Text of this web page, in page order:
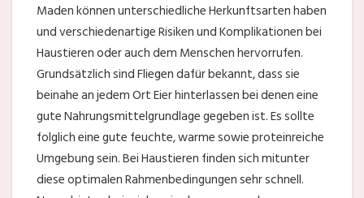
Maden können unterschiedliche Herkunftsarten haben
und verschiedenartige Risiken und Komplikationen bei
Haustieren oder auch dem Menschen hervorrufen.
Grundsätzlich sind Fliegen dafür bekannt, dass sie
beinahe an jedem Ort Eier hinterlassen bei denen eine
gute Nahrungsmittelgrundlage gegeben ist. Es sollte
folglich eine gute feuchte, warme sowie proteinreiche
Umgebung sein. Bei Haustieren finden sich mitunter
diese optimalen Rahmenbedingungen sehr schnell.